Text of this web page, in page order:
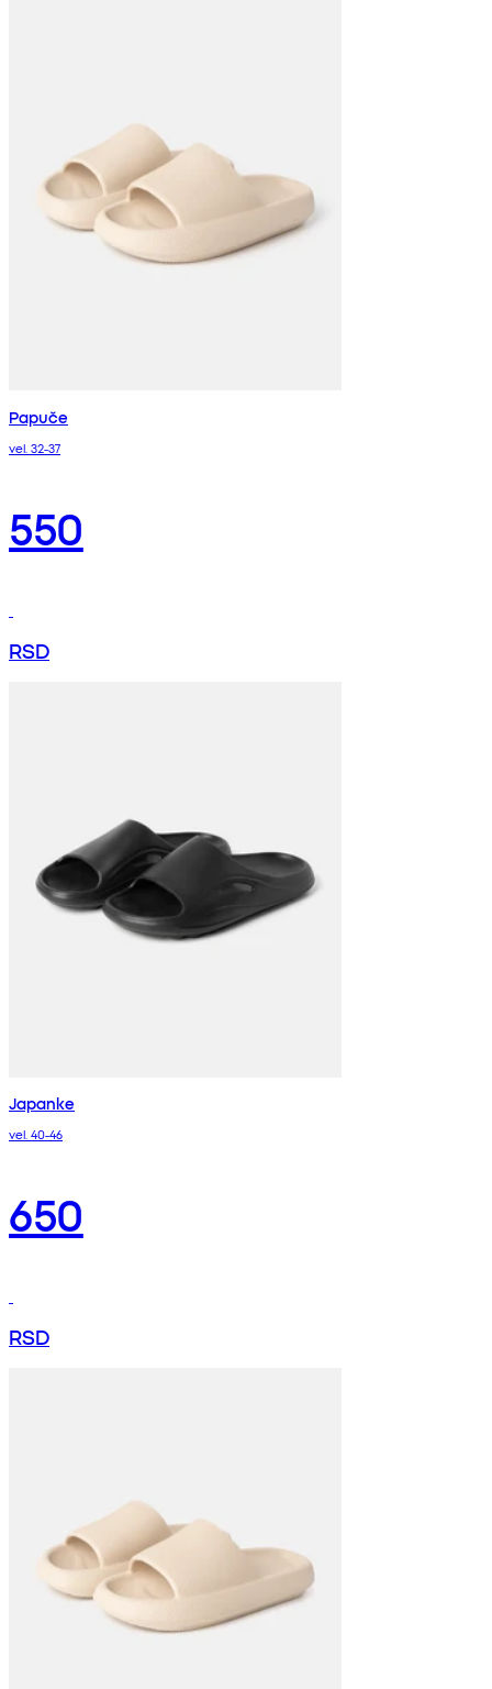
Papuče
vel. 32-37
550
RSD
Japanke
vel. 40-46
650
RSD